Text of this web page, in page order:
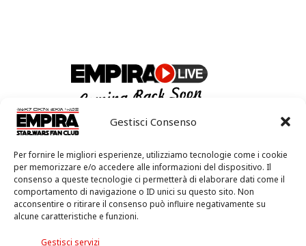
Gestisci Consenso
Per fornire le migliori esperienze, utilizziamo tecnologie come i cookie
per memorizzare e/o accedere alle informazioni del dispositivo. Il
consenso a queste tecnologie ci permetterà di elaborare dati come il
comportamento di navigazione o ID unici su questo sito. Non
acconsentire o ritirare il consenso può influire negativamente su
alcune caratteristiche e funzioni.
Gestisci servizi